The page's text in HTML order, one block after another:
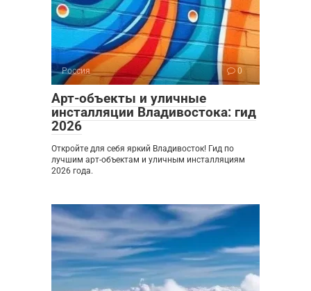
Россия 0
Арт-объекты и уличные
инсталляции Владивостока: гид
2026
Откройте для себя яркий Владивосток! Гид по
лучшим арт-объектам и уличным инсталляциям
2026 года.